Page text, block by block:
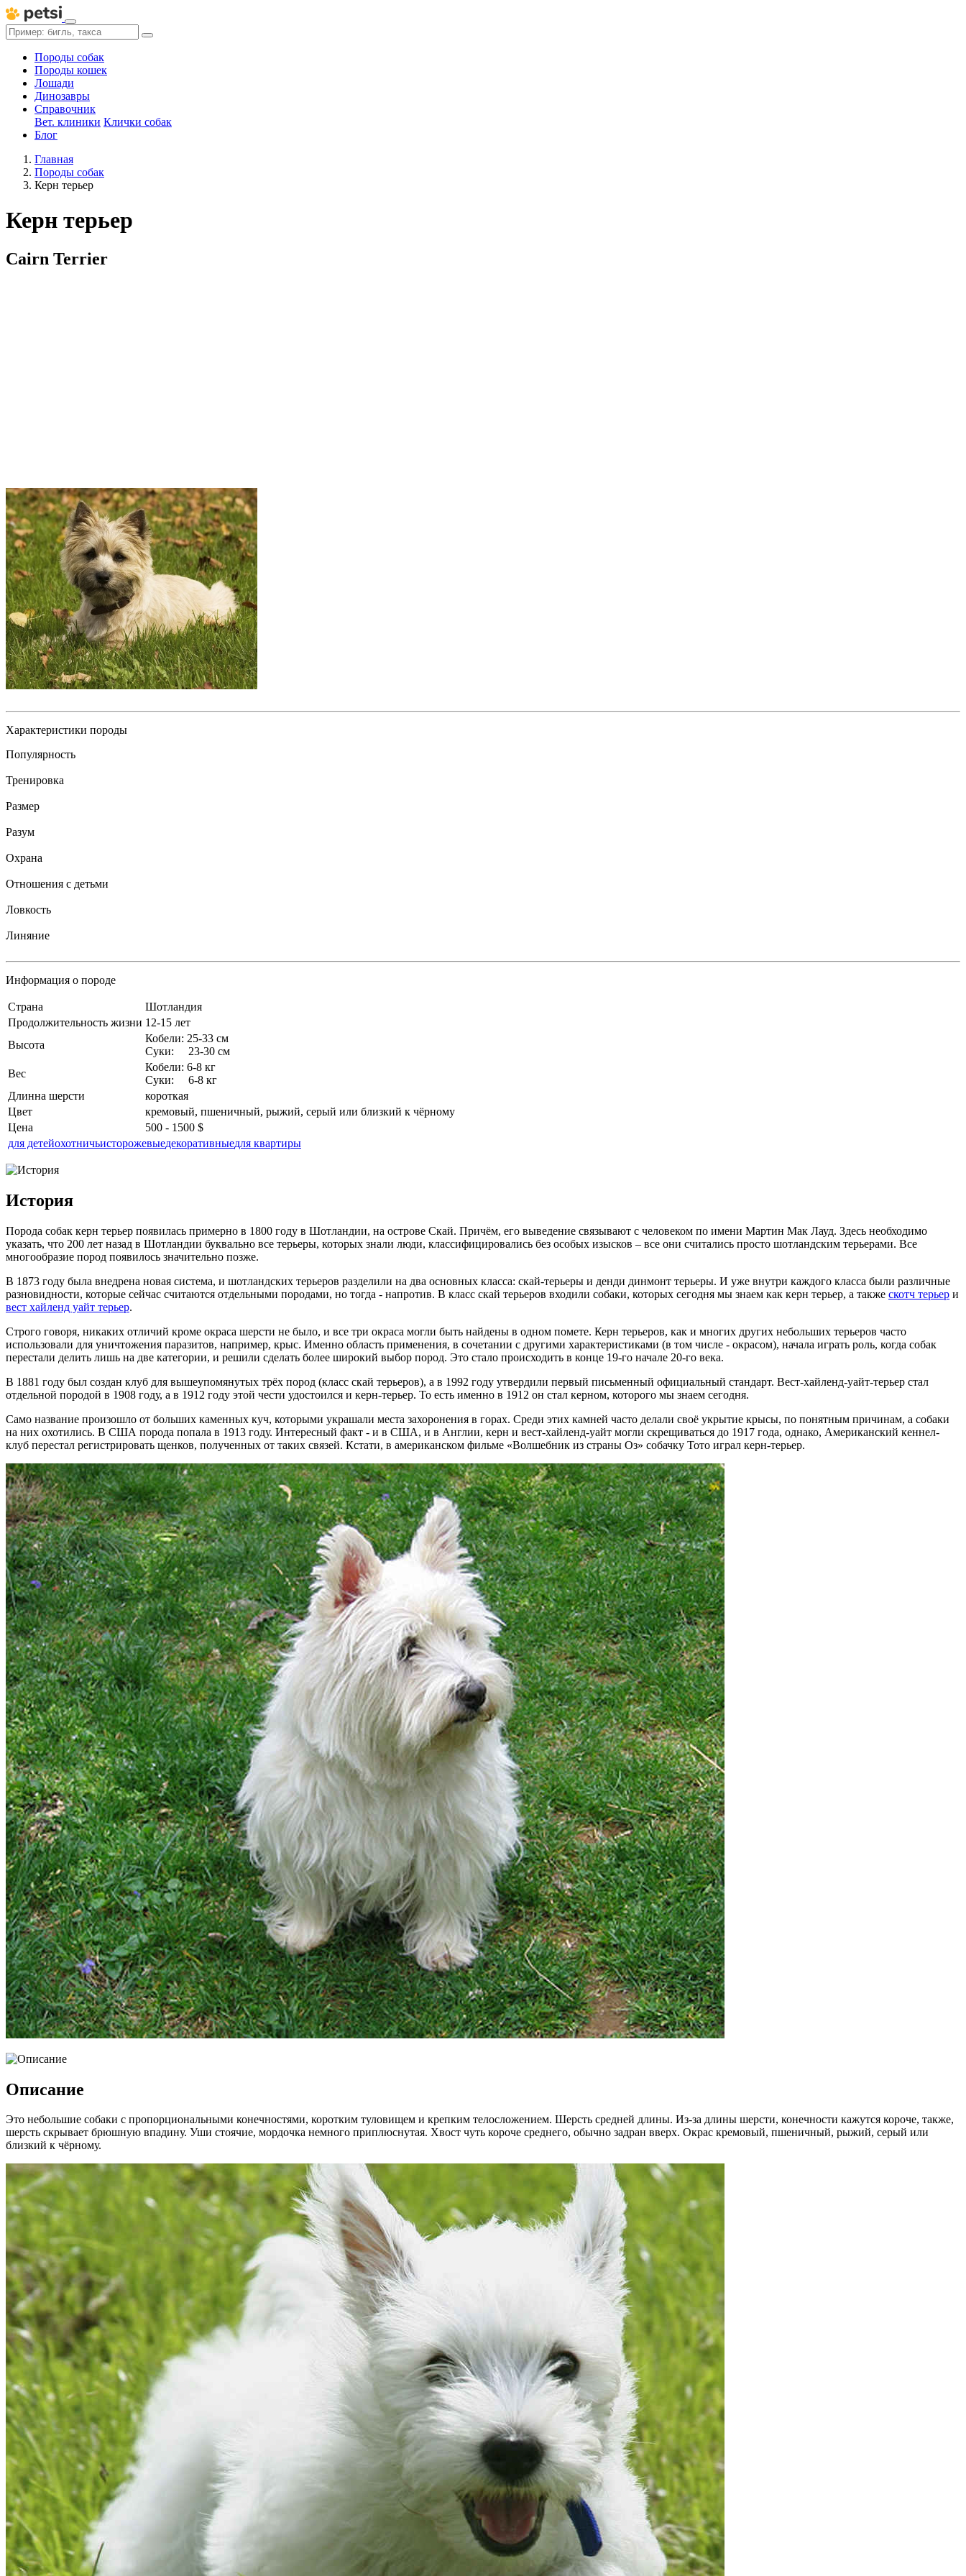
Породы собак
Породы кошек
Лошади
Динозавры
Справочник
Вет. клиники Клички собак
Блог
Главная
Породы собак
Керн терьер
Керн терьер
Cairn Terrier
Характеристики породы
Популярность
Тренировка
Размер
Разум
Охрана
Отношения с детьми
Ловкость
Линяние
Информация о породе
Страна
Шотландия
Продолжительность жизни 12-15 лет
Высота
Кобели: 25-33 см
Суки: 23-30 см
Вес
Кобели: 6-8 кг
Суки: 6-8 кг
Длинна шерсти
короткая
Цвет
кремовый, пшеничный, рыжий, серый или близкий к чёрному
Цена
500 - 1500 $
для детейохотничьисторожевыедекоративныедля квартиры
История
Порода собак керн терьер появилась примерно в 1800 году в Шотландии, на острове Скай. Причём, его выведение связывают с человеком по имени Мартин Мак Лауд. Здесь необходимо
указать, что 200 лет назад в Шотландии буквально все терьеры, которых знали люди, классифицировались без особых изысков – все они считались просто шотландским терьерами. Все
многообразие пород появилось значительно позже.
В 1873 году была внедрена новая система, и шотландских терьеров разделили на два основных класса: скай-терьеры и денди динмонт терьеры. И уже внутри каждого класса были различные
разновидности, которые сейчас считаются отдельными породами, но тогда - напротив. В класс скай терьеров входили собаки, которых сегодня мы знаем как керн терьер, а также скотч терьер и
вест хайленд уайт терьер.
Строго говоря, никаких отличий кроме окраса шерсти не было, и все три окраса могли быть найдены в одном помете. Керн терьеров, как и многих других небольших терьеров часто
использовали для уничтожения паразитов, например, крыс. Именно область применения, в сочетании с другими характеристиками (в том числе - окрасом), начала играть роль, когда собак
перестали делить лишь на две категории, и решили сделать более широкий выбор пород. Это стало происходить в конце 19-го начале 20-го века.
В 1881 году был создан клуб для вышеупомянутых трёх пород (класс скай терьеров), а в 1992 году утвердили первый письменный официальный стандарт. Вест-хайленд-уайт-терьер стал
отдельной породой в 1908 году, а в 1912 году этой чести удостоился и керн-терьер. То есть именно в 1912 он стал керном, которого мы знаем сегодня.
Само название произошло от больших каменных куч, которыми украшали места захоронения в горах. Среди этих камней часто делали своё укрытие крысы, по понятным причинам, а собаки
на них охотились. В США порода попала в 1913 году. Интересный факт - и в США, и в Англии, керн и вест-хайленд-уайт могли скрещиваться до 1917 года, однако, Американский кеннел-
клуб перестал регистрировать щенков, полученных от таких связей. Кстати, в американском фильме «Волшебник из страны Оз» собачку Тото играл керн-терьер.
Описание
Это небольшие собаки с пропорциональными конечностями, коротким туловищем и крепким телосложением. Шерсть средней длины. Из-за длины шерсти, конечности кажутся короче, также,
шерсть скрывает брюшную впадину. Уши стоячие, мордочка немного приплюснутая. Хвост чуть короче среднего, обычно задран вверх. Окрас кремовый, пшеничный, рыжий, серый или
близкий к чёрному.